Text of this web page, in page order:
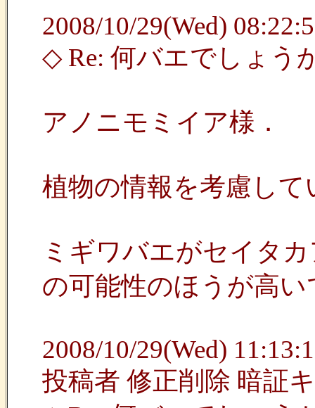
2008/10/29(Wed)
◇ Re: 何バエでしょう
アノニモミイア様．
植物の情報を考慮し
ミギワバエがセイタ
の可能性のほうが高い
2008/10/29(Wed)
投稿者 修正削除 暗証